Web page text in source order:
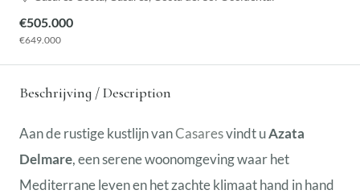
€505.000
€649.000
Beschrijving / Description
Aan de rustige kustlijn vanCasaresvindt uAzata
Delmare, een serene woonomgeving waar het
Mediterrane leven en het zachte klimaat hand in hand